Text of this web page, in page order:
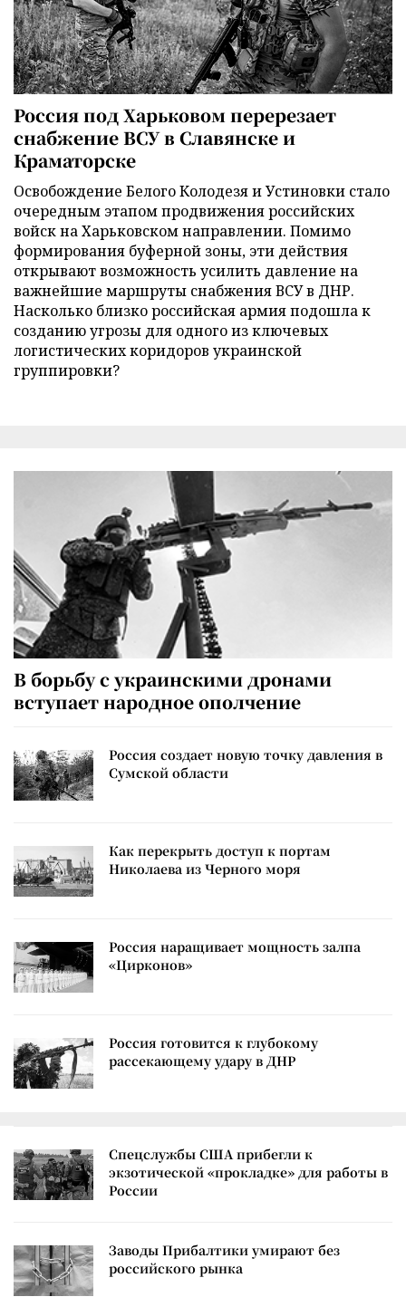
Россия под Харьковом перерезает
снабжение ВСУ в Славянске и
Краматорске
Освобождение Белого Колодезя и Устиновки стало
очередным этапом продвижения российских
войск на Харьковском направлении. Помимо
формирования буферной зоны, эти действия
открывают возможность усилить давление на
важнейшие маршруты снабжения ВСУ в ДНР.
Насколько близко российская армия подошла к
созданию угрозы для одного из ключевых
логистических коридоров украинской
группировки?
В борьбу с украинскими дронами
вступает народное ополчение
Россия создает новую точку давления в
Сумской области
Как перекрыть доступ к портам
Николаева из Черного моря
Россия наращивает мощность залпа
«Цирконов»
Россия готовится к глубокому
рассекающему удару в ДНР
Спецслужбы США прибегли к
экзотической «прокладке» для работы в
России
Заводы Прибалтики умирают без
российского рынка